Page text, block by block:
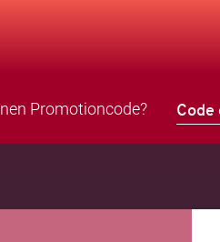
Promotioncode?